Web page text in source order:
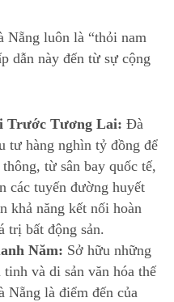
Nẵng luôn là “thỏi nam
dẫn này đến từ sự cộng
Trước Tương Lai: Đà
tư hàng nghìn tỷ đồng để
từ sân bay quốc tế,
các tuyến đường huyết
khả năng kết nối hoàn
trị bất động sản.
Năm: Sở hữu những
và di sản văn hóa thế
Nẵng là điểm đến của